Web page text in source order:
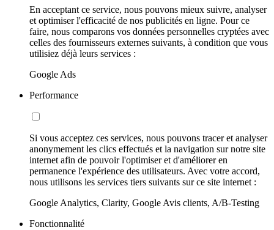
En acceptant ce service, nous pouvons mieux suivre, analyser
et optimiser l'efficacité de nos publicités en ligne. Pour ce
faire, nous comparons vos données personnelles cryptées avec
celles des fournisseurs externes suivants, à condition que vous
utilisiez déjà leurs services :
Google Ads
Performance
Si vous acceptez ces services, nous pouvons tracer et analyser
anonymement les clics effectués et la navigation sur notre site
internet afin de pouvoir l'optimiser et d'améliorer en
permanence l'expérience des utilisateurs. Avec votre accord,
nous utilisons les services tiers suivants sur ce site internet :
Google Analytics, Clarity, Google Avis clients, A/B-Testing
Fonctionnalité